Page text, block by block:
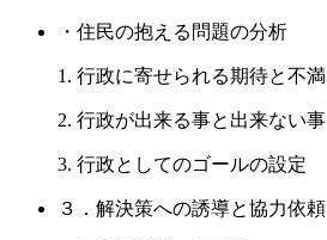
・住民の抱える問題の分析
1. 行政に寄せられる期待と不満
2. 行政が出来る事と出来ない事
3. 行政としてのゴールの設定
３．解決策への誘導と協力依頼